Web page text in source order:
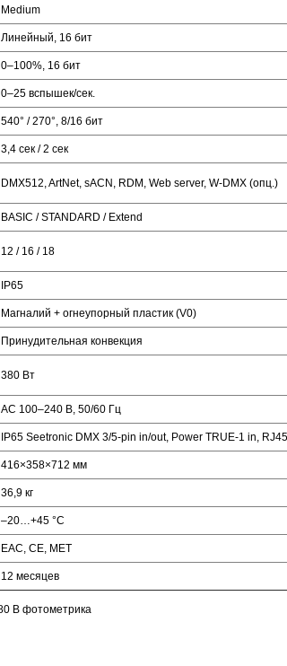
Medium
Линейный, 16 бит
0–100%, 16 бит
0–25 вспышек/сек.
540° / 270°, 8/16 бит
3,4 сек / 2 сек
DMX512, ArtNet, sACN, RDM, Web server, W-DMX (опц.)
BASIC / STANDARD / Extend
12 / 16 / 18
IP65
Магналий + огнеупорный пластик (V0)
Принудительная конвекция
380 Вт
AC 100–240 В, 50/60 Гц
IP65 Seetronic DMX 3/5-pin in/out, Power TRUE-1 in,
416×358×712 мм
36,9 кг
–20…+45 °C
EAC, CE, MET
12 месяцев